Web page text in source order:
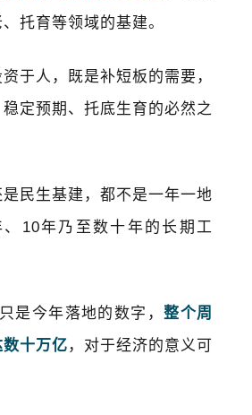
托育等领域的基建。
于人，既是补短板的需要，
定预期、托底生育的必然之
民生基建，都不是一年一地
10年乃至数十年的长期工
是今年落地的数字，整个周
十万亿 ，对于经济的意义可